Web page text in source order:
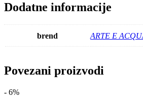
Dodatne informacije
brend ARTE E
Povezani proizvodi
- 6%